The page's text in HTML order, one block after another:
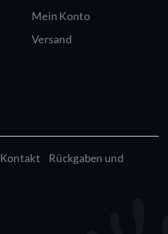
Mein Konto
Versand
Kontakt
Rückgaben und